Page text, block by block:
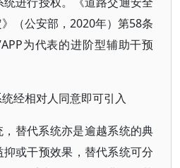
（公安部，2020年）第58条
为代表的进阶型辅助干预
统经相对人同意即可引入
替代系统亦是逾越系统的典
或干预效果，替代系统可分